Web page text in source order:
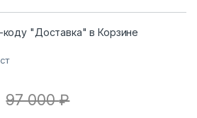
"Доставка" в Корзине
97 000₽